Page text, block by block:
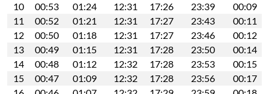
10
00:53 01:24 12:31 17:26 23:39
00:09
11
00:52 01:21 12:31 17:27 23:43
00:11
12
00:50 01:18 12:31 17:27 23:46
00:12
13
00:49 01:15 12:31 17:28 23:50
00:14
14
00:48 01:12 12:32 17:28 23:53
00:15
15
00:47 01:09 12:32 17:28 23:56
00:17